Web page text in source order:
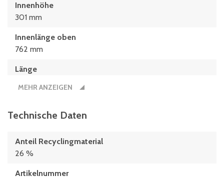
Innenhöhe
301 mm
Innenlänge oben
762 mm
Länge
MEHR ANZEIGEN
Technische Daten
Anteil Recyclingmaterial
26 %
Artikelnummer